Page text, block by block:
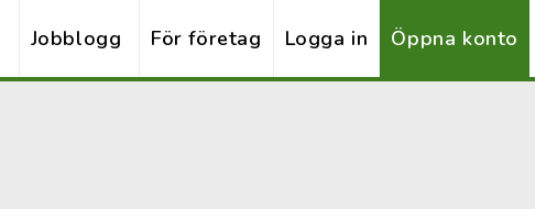
Jobblogg För företag Logga in Öppna konto